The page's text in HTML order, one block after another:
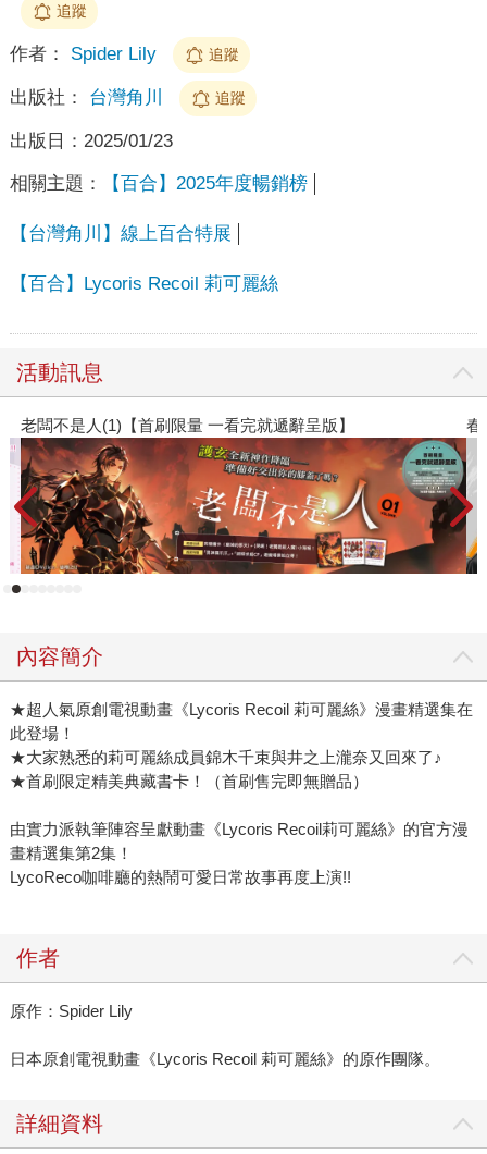
追蹤
作者： Spider Lily 追蹤
出版社： 台灣角川 追蹤
出版日： 2025/01/23
相關主題： 【百合】2025年度暢銷榜
【台灣角川】線上百合特展
【百合】Lycoris Recoil 莉可麗絲
活動訊息
遞辭呈版】 春光ｘ奇幻基地｜全書系展
內容簡介
★超人氣原創電視動畫《Lycoris Recoil 莉可麗絲》漫畫精選集在
此登場！
★大家熟悉的莉可麗絲成員錦木千束與井之上瀧奈又回來了♪
★首刷限定精美典藏書卡！（首刷售完即無贈品）
由實力派執筆陣容呈獻動畫《Lycoris Recoil莉可麗絲》的官方漫
畫精選集第2集！
LycoReco咖啡廳的熱鬧可愛日常故事再度上演!!
作者
原作：Spider Lily
日本原創電視動畫《Lycoris Recoil 莉可麗絲》的原作團隊。
詳細資料